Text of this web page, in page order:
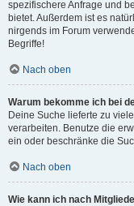
spezifischere Anfrage und
bietet. Außerdem ist es
nirgends im Forum
Begriffe!
Nach oben
Warum bekomme ich bei
Deine Suche lieferte zu
verarbeiten. Benutze die
ein oder beschränke die
Nach oben
Wie kann ich nach